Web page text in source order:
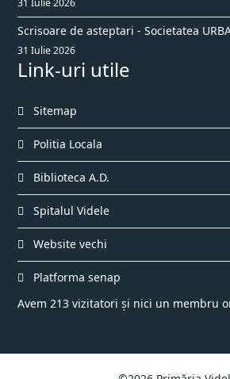
31 Iulie 2026
Scrisoare de asteptari - Societatea
31 Iulie 2026
Link-uri utile
Sitemap
Politia Locala
Biblioteca A.D.
Spitalul Videle
Website vechi
Platforma senap
Avem 213 vizitatori și nici un membru